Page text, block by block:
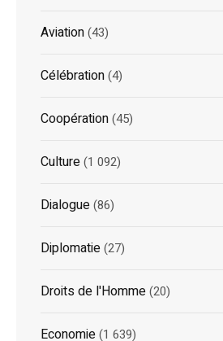
Aviation(43)
Célébration(4)
Coopération(45)
Culture(1 092)
Dialogue(86)
Diplomatie(27)
Droits de l'Homme(20)
Economie(1 639)